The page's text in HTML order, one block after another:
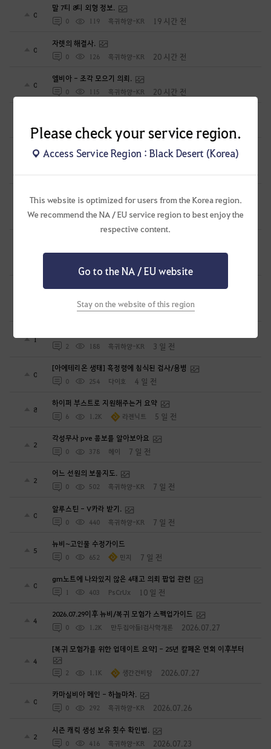
Please check your service region.
Access Service Region : Black Desert (Korea)
This website is optimized for users from the Korea region.
We recommend the NA / EU service region to best enjoy the
respective content.
Go to the NA / EU website
Stay on the website of this region
0
말 7티 8티 외형 정보.
0 119 흑귀하양-KR 19 시간 전
0
자렛의 해결사.
0 126 흑귀하양-KR 20 시간 전
0
엘비아 - 조각 모으기 의뢰.
0 115 흑귀하양-KR 20 시간 전
흑귀하양-KR 21 시간 전
0
⭐꽃말⭐ 길드에서 새로운 길드원을 모집합니다~ 많은 관심
부탁드려요 ^^/
0 74 뉴튼아이작 1 일 전
0
데보레카
0 229 만두집아들I검사학개론 1 일 전
21시간 26분 컷 성장 루트 총정리
1 일 전
26년 8월 이후 갱신된 보너스 표기 공격력, 방어력 구간 보너스
175 아리옥 2 일 전
1
2 188 흑귀하양-KR 3 일 전
0
[아에테리온 생태] 흑정령에 침식된 검사/용병
0 254 다이호 4 일 전
8
하이퍼 부스트로 지원해주는거 요약
6 1.2K 라젠닉트 5 일 전
2
각성무사 pve 콤보를 알아보아요
0 378 헤이 7 일 전
2
어느 선원의 보물지도.
0 502 흑귀하양-KR 7 일 전
0
알루스틴 - V카라 받기.
0 440 흑귀하양-KR 7 일 전
5
뉴비~고인물 수정가이드
0 652 민지 7 일 전
0
gm노트에 나와있지 않은 4태고 의뢰 팝업 관련
1 403 PsCrUx 10 일 전
4
2026.07.29이후 뉴비/복귀 모험가 스펙업가이드
0 1.2K 만두집아들I검사학개론 2026.07.27
4
[복귀 모험가를 위한 업데이트 요약] - 25년 칼페온 연회 이후부터
2 1.1K 생간건비탕 2026.07.27
0
카마실비아 메인 - 하늘마차.
0 292 흑귀하양-KR 2026.07.26
2
시즌 캐릭 생성 보유 횟수 확인법.
0 416 흑귀하양-KR 2026.07.23